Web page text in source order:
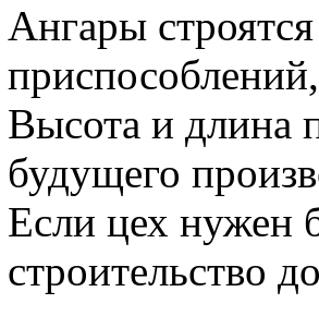
Ангары
Высота и длина
будущего
Если цех нужен
строительство